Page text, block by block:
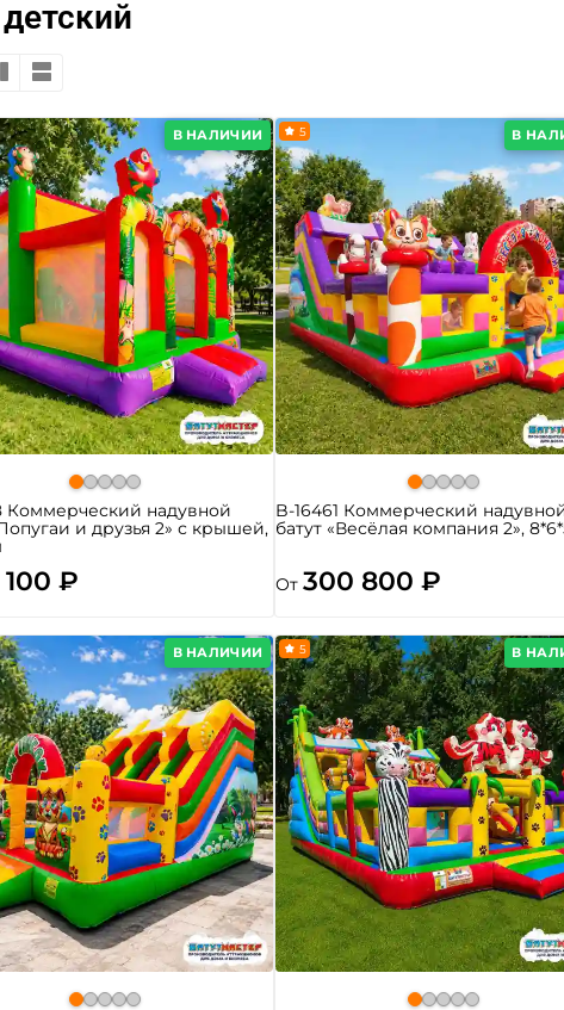
В НАЛИЧИИ
Коммерческий надувной
и друзья 2» с крышей,
100 ₽
В
5
B-16461 Коммерческий
батут «Весёлая компания 2»,
От 300 800 ₽
В НАЛИЧИИ В
5